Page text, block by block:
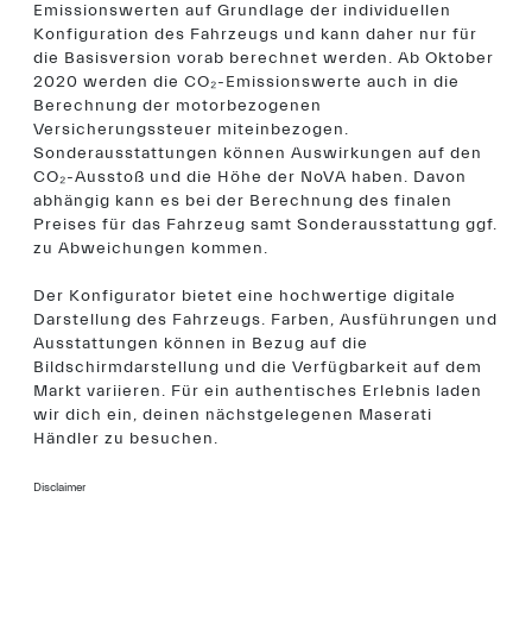
Emissionswerten auf Grundlage der individuellen
Konfiguration des Fahrzeugs und kann daher nur für
die Basisversion vorab berechnet werden. Ab Oktober
2020 werden die CO₂-Emissionswerte auch in die
Berechnung der motorbezogenen
Versicherungssteuer miteinbezogen.
Sonderausstattungen können Auswirkungen auf den
CO₂-Ausstoß und die Höhe der NoVA haben. Davon
abhängig kann es bei der Berechnung des finalen
Preises für das Fahrzeug samt Sonderausstattung ggf.
zu Abweichungen kommen.
Der Konfigurator bietet eine hochwertige digitale
Darstellung des Fahrzeugs. Farben, Ausführungen und
Ausstattungen können in Bezug auf die
Bildschirmdarstellung und die Verfügbarkeit auf dem
Markt variieren. Für ein authentisches Erlebnis laden
wir dich ein, deinen nächstgelegenen Maserati
Händler zu besuchen.
Disclaimer